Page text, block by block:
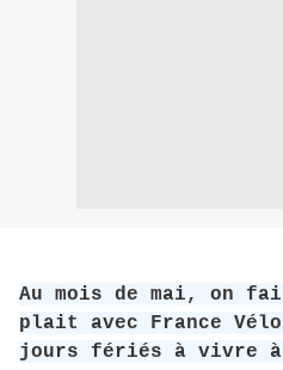
Au mois de mai, on
plait avec France
jours fériés à vivre